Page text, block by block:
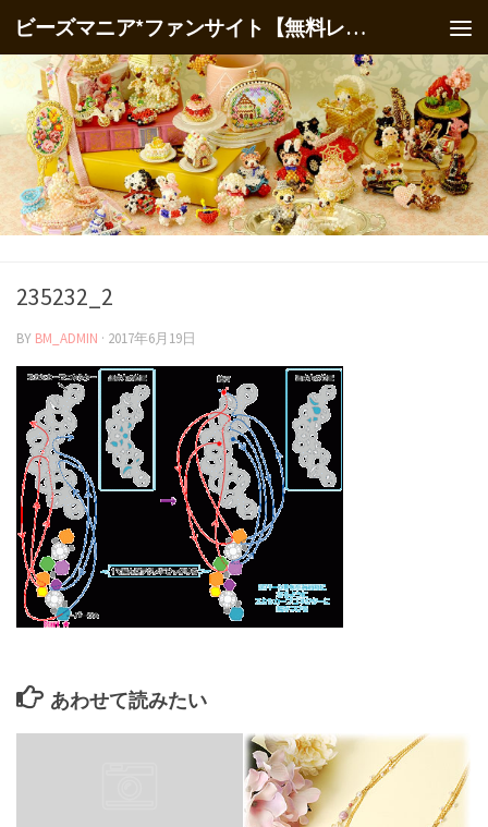
ビーズマニア*ファンサイト【無料レシピ】
235232_2
BY BM_ADMIN · 2017年6月19日
あわせて読みたい